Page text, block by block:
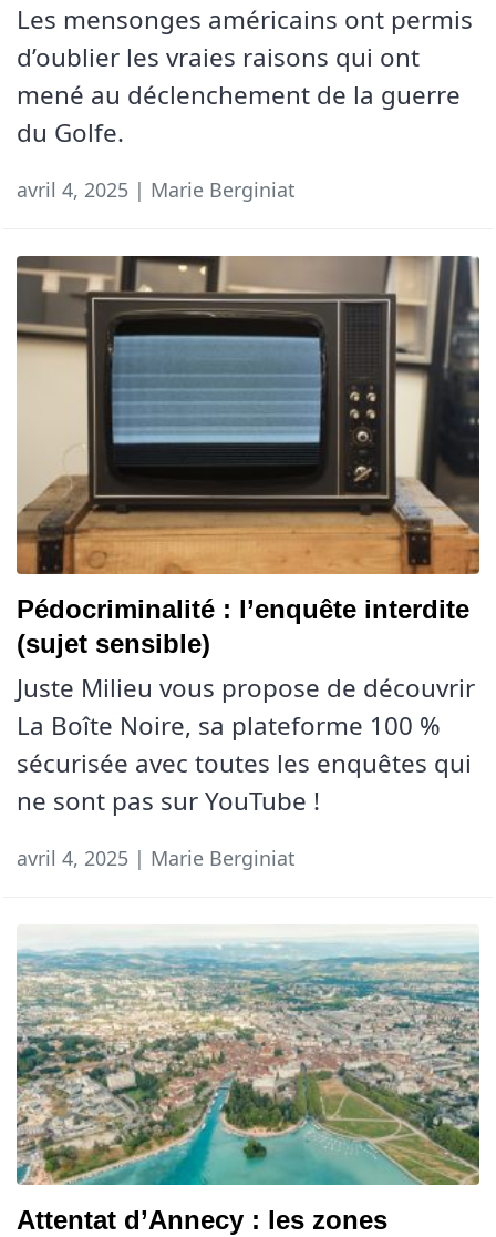
Les mensonges américains ont permis
d’oublier les vraies raisons qui ont
mené au déclenchement de la guerre
du Golfe.
avril 4, 2025 | Marie Berginiat
Pédocriminalité : l’enquête interdite
(sujet sensible)
Juste Milieu vous propose de découvrir
La Boîte Noire, sa plateforme 100 %
sécurisée avec toutes les enquêtes qui
ne sont pas sur YouTube !
avril 4, 2025 | Marie Berginiat
Attentat d’Annecy : les zones